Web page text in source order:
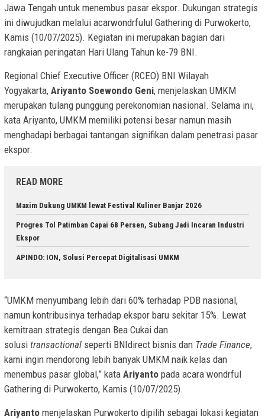
Jawa Tengah untuk menembus pasar ekspor. Dukungan strategis
ini diwujudkan melalui acarwondrfulul Gathering di Purwokerto,
Kamis (10/07/2025). Kegiatan ini merupakan bagian dari
rangkaian peringatan Hari Ulang Tahun ke-79 BNI.
Regional Chief Executive Officer (RCEO) BNI Wilayah
Yogyakarta, Ariyanto Soewondo Geni, menjelaskan UMKM
merupakan tulang punggung perekonomian nasional. Selama ini,
kata Ariyanto, UMKM memiliki potensi besar namun masih
menghadapi berbagai tantangan signifikan dalam penetrasi pasar
ekspor.
READ MORE
Maxim Dukung UMKM lewat Festival Kuliner Banjar 2026
Progres Tol Patimban Capai 68 Persen, Subang Jadi Incaran Industri
Ekspor
APINDO: ION, Solusi Percepat Digitalisasi UMKM
“UMKM menyumbang lebih dari 60% terhadap PDB nasional,
namun kontribusinya terhadap ekspor baru sekitar 15%. Lewat
kemitraan strategis dengan Bea Cukai dan
solusi transactional seperti BNIdirect bisnis dan Trade Finance,
kami ingin mendorong lebih banyak UMKM naik kelas dan
menembus pasar global,” kata Ariyanto pada acara wondrful
Gathering di Purwokerto, Kamis (10/07/2025).
Ariyanto menjelaskan Purwokerto dipilih sebagai lokasi kegiatan